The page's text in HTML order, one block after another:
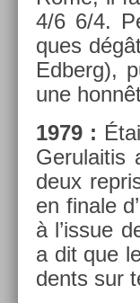
4/6 6/4.
ques
Ed­berg),
une
1979 :
Gerulaitis
deux
en fin­ale
à l’issue
a dit que
dents sur